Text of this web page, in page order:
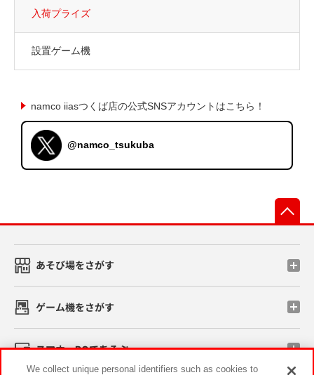
入荷プライズ
設置ゲーム機
namco iiasつくば店の公式SNSアカウントはこちら！
@namco_tsukuba
あそび場をさがす
ゲーム機をさがす
スマホ・PCであそぶ
We collect unique personal identifiers such as cookies to